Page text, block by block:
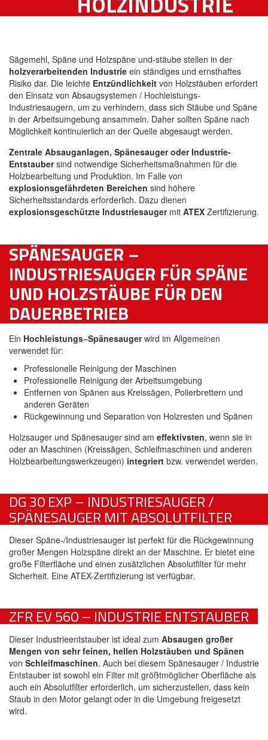
Sägemehl, Späne und Holzspäne und-stäube stellen in der
holzverarbeitenden Industrie ein ständiges und ernsthaftes
Risiko dar. Die leichte Entzündlichkeit von Holzstäuben erfordert
den Einsatz von Absaugsystemen / Hochleistungs-
Industriesaugern, um zu verhindern, dass sich Stäube und Späne
in der Arbeitsumgebung ansammeln. Daher sollten Späne nach
Möglichkeit kontinuierlich an der Quelle abgesaugt werden.
Zentrale Absauganlagen, Spänesauger oder Industrie-
Entstaubersind notwendige Sicherheitsmaßnahmen für die
Holzbearbeitung und Produktion. Im Falle von
explosionsgefährdeten Bereichen sind höhere
Sicherheitsstandards erforderlich. Dazu dienen
explosionsgeschützte Industriesaugermit ATEX Zertifizierung.
SPÄNESAUGER –
INDUSTRIESAUGER FÜR SPÄNE
UND HOLZSTÄUBE FÜR DEN
DAUERBETRIEB
Ein Hochleistungs–Spänesaugerwird im Allgemeinen
verwendet für:
Professionelle Reinigung der Maschinen
Professionelle Reinigung der Arbeitsumgebung
Entfernen von Spänen aus Kreissägen, Polierbrettern und
anderen Geräten
Rückgewinnung und Separation von Holzresten und Spänen
Holzsauger und Spänesauger sind am effektivsten, wenn sie in
oder an Maschinen (Kreissägen, Schleifmaschinen und anderen
Holzbearbeitungswerkzeugen) integriert bzw. verwendet werden.
DG 30 EXP – INDUSTRIESAUGER /
SPÄNESAUGER MIT ABSOLUTFILTER
Dieser Späne-/Industriesauger ist perfekt für die Rückgewinnung
großer Mengen Holzspäne direkt an der Maschine. Er bietet eine
große Filterfläche und einen zusätzlichen Absolutfilter für mehr
Sicherheit. Eine ATEX-Zertifizierung ist verfügbar.
ZFR EV 560 – INDUSTRIE ENTSTAUBER
Dieser Industrieentstauber ist ideal zum Absaugen großer
Mengen von sehr feinen, hellen Holzstäuben und Spänen
von Schleifmaschinen. Auch bei diesem Spänesauger / Industrie
Entstauber ist sowohl ein Filter mit größtmöglicher Oberfläche als
auch ein Absolutfilter erforderlich, um sicherzustellen, dass kein
Staub in den Motor gelangt oder in die Umgebung freigesetzt
wird.